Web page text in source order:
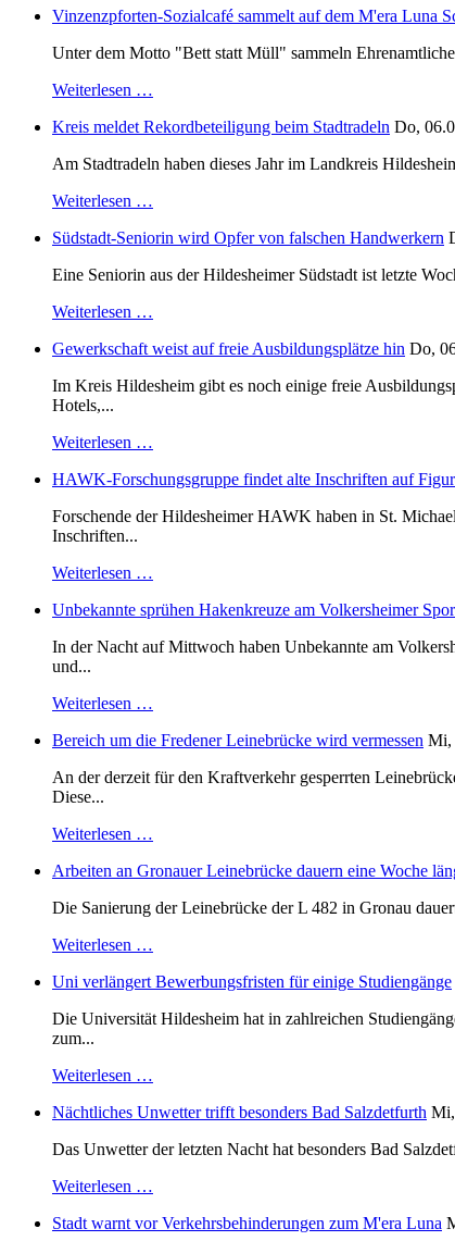
Vinzenzpforten-Sozialcafé sammelt auf dem M'era Luna
Unter dem Motto "Bett statt Müll" sammeln
Weiterlesen …
Kreis meldet Rekordbeteiligung beim Stadtradeln Do,
Am Stadtradeln haben dieses Jahr im Landkreis
Weiterlesen …
Südstadt-Seniorin wird Opfer von falschen Handwerkern
Eine Seniorin aus der Hildesheimer Südstadt ist letzte
Weiterlesen …
Gewerkschaft weist auf freie Ausbildungsplätze hin Do,
Im Kreis Hildesheim gibt es noch einige freie
Hotels,...
Weiterlesen …
HAWK-Forschungsgruppe findet alte Inschriften auf
Forschende der Hildesheimer HAWK haben in St.
Inschriften...
Weiterlesen …
Unbekannte sprühen Hakenkreuze am Volkersheimer
In der Nacht auf Mittwoch haben Unbekannte am
und...
Weiterlesen …
Bereich um die Fredener Leinebrücke wird vermessen Mi,
An der derzeit für den Kraftverkehr gesperrten
Diese...
Weiterlesen …
Arbeiten an Gronauer Leinebrücke dauern eine Woche
Die Sanierung der Leinebrücke der L 482 in Gronau
Weiterlesen …
Uni verlängert Bewerbungsfristen für einige Studiengänge
Die Universität Hildesheim hat in zahlreichen
zum...
Weiterlesen …
Nächtliches Unwetter trifft besonders Bad Salzdetfurth
Das Unwetter der letzten Nacht hat besonders Bad
Weiterlesen …
Stadt warnt vor Verkehrsbehinderungen zum M'era Luna